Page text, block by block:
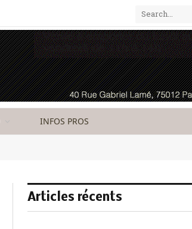
INFOS PROS
Articles récents